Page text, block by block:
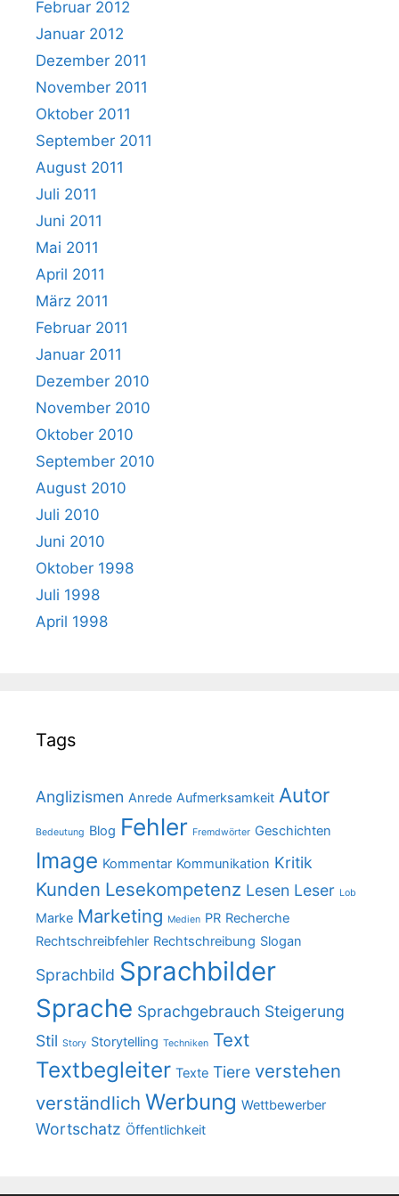
Februar 2012
Januar 2012
Dezember 2011
November 2011
Oktober 2011
September 2011
August 2011
Juli 2011
Juni 2011
Mai 2011
April 2011
März 2011
Februar 2011
Januar 2011
Dezember 2010
November 2010
Oktober 2010
September 2010
August 2010
Juli 2010
Juni 2010
Oktober 1998
Juli 1998
April 1998
Tags
Anglizismen Anrede Aufmerksamkeit Autor
Bedeutung Blog Fehler Fremdwörter Geschichten
Image Kommentar Kommunikation Kritik
Kunden Lesekompetenz Lesen Leser Lob
Marke Marketing Medien PR Recherche
Rechtschreibfehler Rechtschreibung Slogan
Sprachbild Sprachbilder
Sprache Sprachgebrauch Steigerung
Stil Story Storytelling Techniken Text
Textbegleiter Texte Tiere verstehen
verständlich Werbung Wettbewerber
Wortschatz Öffentlichkeit